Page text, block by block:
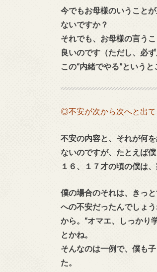
今でもお母様のいうこと
ないですか？
それでも、お母様の言う
良いのです（ただし、必
この“内緒でやる”というと
◎不安が次から次へと出て
不安の内容と、それが何
ないのですが、たとえば
１６、１７才の頃の僕は
僕の場合のそれは、きっ
への不安だったんでしょ
から。“オマエ、しっかり
とかね。
そんなのは一例で、僕も
た。